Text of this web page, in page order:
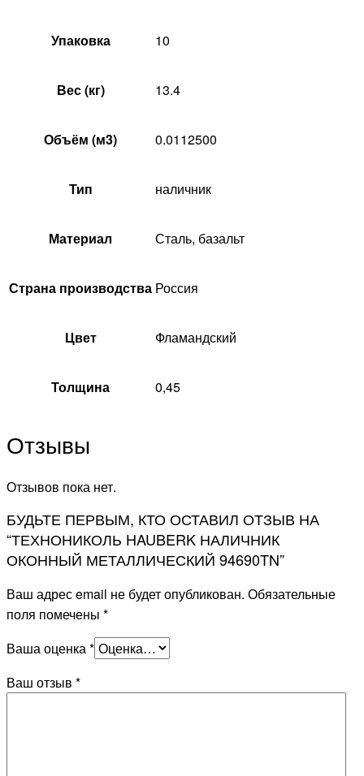
Упаковка 10
Вес (кг) 13.4
Объём (м3) 0.0112500
Тип наличник
Материал Сталь, базальт
Страна производства Россия
Цвет Фламандский
Толщина 0,45
Отзывы
Отзывов пока нет.
БУДЬТЕ ПЕРВЫМ, КТО ОСТАВИЛ ОТЗЫВ НА
“ТЕХНОНИКОЛЬ HAUBERK НАЛИЧНИК
ОКОННЫЙ МЕТАЛЛИЧЕСКИЙ 94690TN”
Ваш адрес email не будет опубликован. Обязательные
поля помечены *
Ваша оценка*
Ваш отзыв *